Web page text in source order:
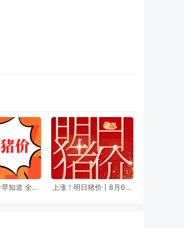
上涨！明日猪价〡8月6日